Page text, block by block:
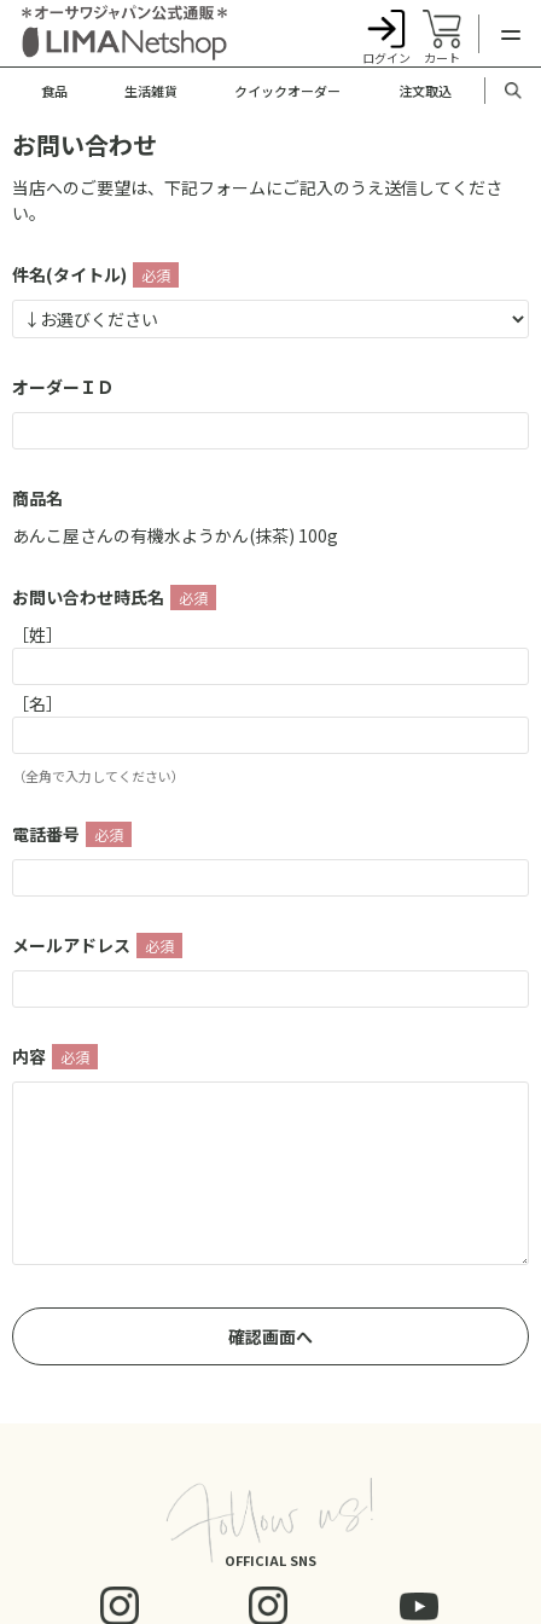
ログイン カート
食品 生活雑貨 クイックオーダー 注文取込
お問い合わせ
当店へのご要望は、下記フォームにご記入のうえ送信してくださ
い。
件名(タイトル)
オーダーＩＤ
商品名
あんこ屋さんの有機水ようかん(抹茶) 100g
お問い合わせ時氏名
［姓］
［名］
（全角で入力してください）
電話番号
メールアドレス
内容
OFFICIAL SNS